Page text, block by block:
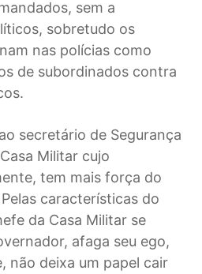
sem a
sobretudo os
nas polícias como
de subordinados contra
secretário de Segurança
Militar cujo
tem mais força do
características do
da Casa Militar se
afaga seu ego,
não deixa um papel cair